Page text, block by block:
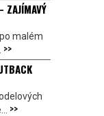
ZAJÍMAVÝ
malém
>>
>>